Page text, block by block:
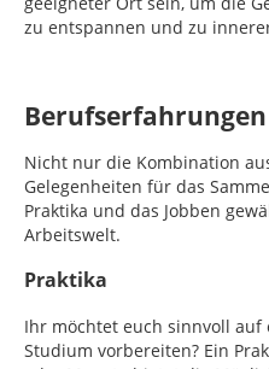
zu entspannen und zu
Nicht nur die Kombination
Gelegenheiten für das
Praktika und das Jobben
Arbeitswelt.
Praktika
Ihr möchtet euch sinnvoll
Studium vorbereiten? Ein